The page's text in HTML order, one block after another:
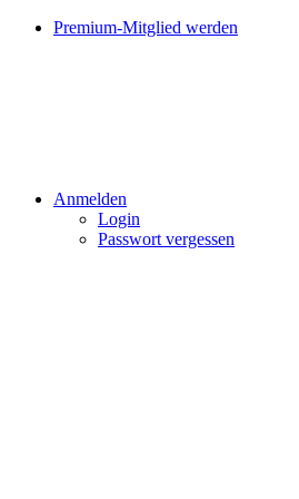
Premium-Mitglied werden
Anmelden
Login
Passwort vergessen